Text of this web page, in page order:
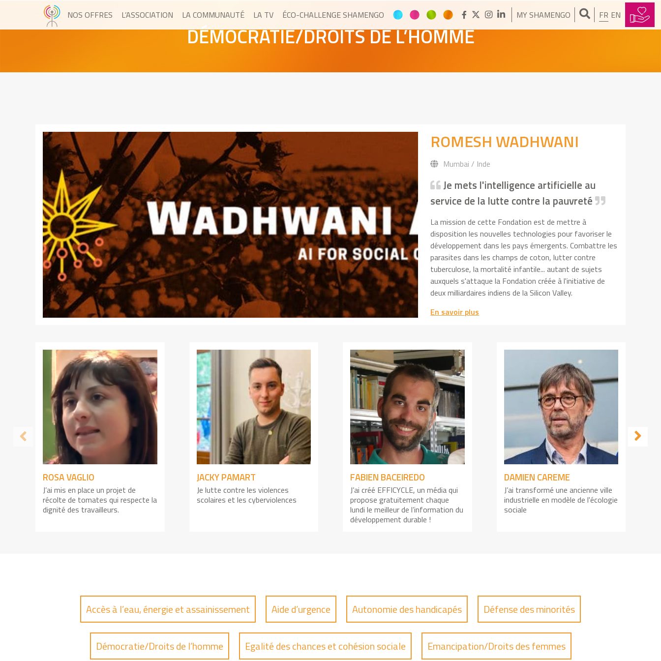
NOS OFFRES L’ASSOCIATION LA COMMUNAUTÉ LA TV ÉCO-CHALLENGE SHAMENGO MY SHAMENGO FR EN
DÉMOCRATIE/DROITS DE L’HOMME
ROMESH WADHWANI
Mumbai / Inde
Je mets l'intelligence artificielle au
service de la lutte contre la pauvreté
La mission de cette Fondation est de mettre à
disposition les nouvelles technologies pour favoriser le
développement dans les pays émergents. Combattre les
parasites dans les champs de coton, lutter contre
tuberculose, la mortalité infantile... autant de sujets
auxquels s'attaque la Fondation créée à l'initiative de
deux milliardaires indiens de la Silicon Valley.
En savoir plus
ROSA VAGLIO
J’ai mis en place un projet de
récolte de tomates qui respecte la
dignité des travailleurs.
JACKY PAMART
Je lutte contre les violences
scolaires et les cyberviolences
FABIEN BACEIREDO
J’ai créé EFFICYCLE, un média qui
propose gratuitement chaque
lundi le meilleur de l’information du
développement durable !
DAMIEN CAREME
J’ai transformé une ancienne ville
industrielle en modèle de l'écologie
sociale
Accès à l’eau, énergie et assainissement Aide d’urgence Autonomie des handicapés Défense des minorités
Démocratie/Droits de l’homme Egalité des chances et cohésion sociale Emancipation/Droits des femmes